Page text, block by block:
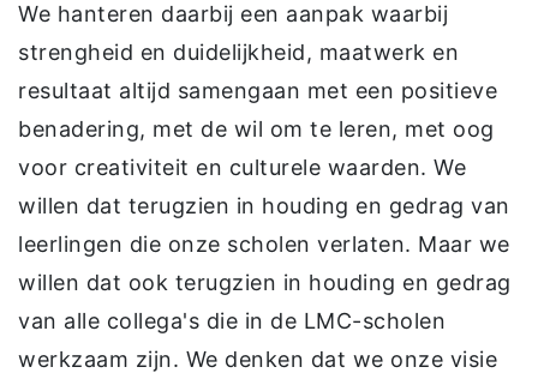
We hanteren daarbij een aanpak waarbij
strengheid en duidelijkheid, maatwerk en
resultaat altijd samengaan met een positieve
benadering, met de wil om te leren, met oog
voor creativiteit en culturele waarden. We
willen dat terugzien in houding en gedrag van
leerlingen die onze scholen verlaten. Maar we
willen dat ook terugzien in houding en gedrag
van alle collega's die in de LMC-scholen
werkzaam zijn. We denken dat we onze visie